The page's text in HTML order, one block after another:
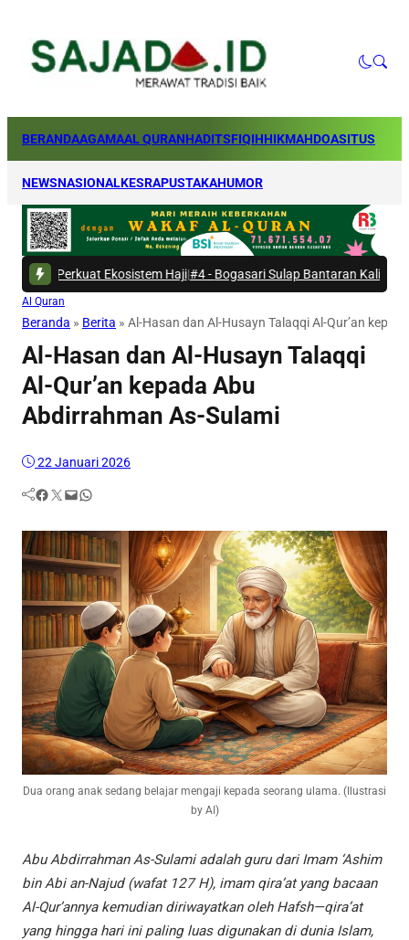
BERANDAAGAMAAL QURANHADITSFIQIHHIKMAHDOASITUS
NEWSNASIONALKESRAPUSTAKAHUMOR
Ekosistem Haji|#4 -Bogasari Sulap Bantaran Kali Kresek Jadi Ruang
Al Quran
Beranda » Berita » Al-Hasan dan Al-Husayn Talaqqi Al-Qur’an
Al-Hasan dan Al-Husayn Talaqqi
Al-Qur’an kepada Abu
Abdirrahman As-Sulami
22 Januari 2026
Facebook Twitter Mail WhatsApp
Dua orang anak sedang belajar mengaji kepada seorang ulama. (Ilustrasi
by AI)
Abu Abdirrahman As-Sulami adalah guru dari Imam ‘Ashim
bin Abi an-Najud (wafat 127 H), imam qira’at yang bacaan
Al-Qur’annya kemudian diriwayatkan oleh Hafsh—qira’at
yang hingga hari ini paling luas digunakan di dunia Islam,